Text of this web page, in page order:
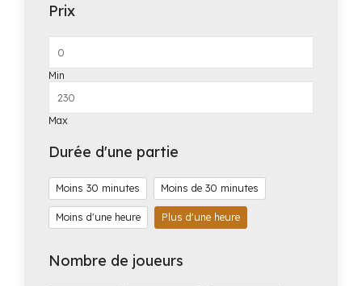
Prix
Min
Max
Durée d'une partie
Moins 30 minutes Moins de 30 minutes
Moins d'une heure Plus d'une heure
Nombre de joueurs